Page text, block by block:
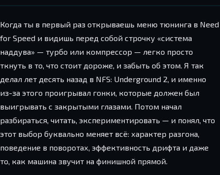
Когда ты в первый раз открываешь меню тюнинга в Need
for Speed и видишь перед собой строчку «система
наддува» — турбо или компрессор — легко просто
ткнуть в то, что стоит дороже, и забыть об этом. Я так
делал лет десять назад в NFS: Underground 2, и именно
из-за этого проигрывал гонки, которые должен был
выигрывать с закрытыми глазами. Потом начал
разбираться, читать, экспериментировать — и понял, что
этот выбор буквально меняет всё: характер разгона,
поведение в поворотах, эффективность дрифта и даже
то, как машина звучит на финишной прямой.